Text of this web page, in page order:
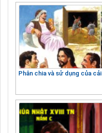
Phân chia và sử dụng của cải